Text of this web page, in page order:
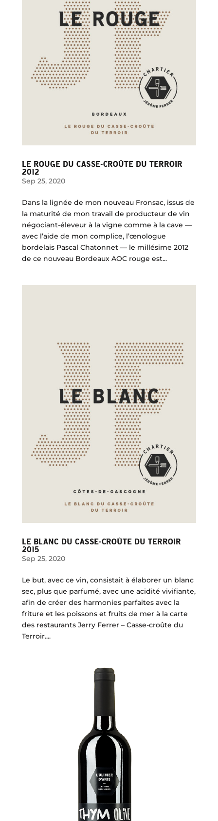
LE ROUGE DU CASSE-CROÛTE DU TERROIR
2012
Sep 25, 2020
Dans la lignée de mon nouveau Fronsac, issus de
la maturité de mon travail de producteur de vin
négociant-éleveur à la vigne comme à la cave —
avec l’aide de mon complice, l’œnologue
bordelais Pascal Chatonnet — le millésime 2012
de ce nouveau Bordeaux AOC rouge est...
LE BLANC DU CASSE-CROÛTE DU TERROIR
2015
Sep 25, 2020
Le but, avec ce vin, consistait à élaborer un blanc
sec, plus que parfumé, avec une acidité vivifiante,
afin de créer des harmonies parfaites avec la
friture et les poissons et fruits de mer à la carte
des restaurants Jerry Ferrer – Casse-croûte du
Terroir....